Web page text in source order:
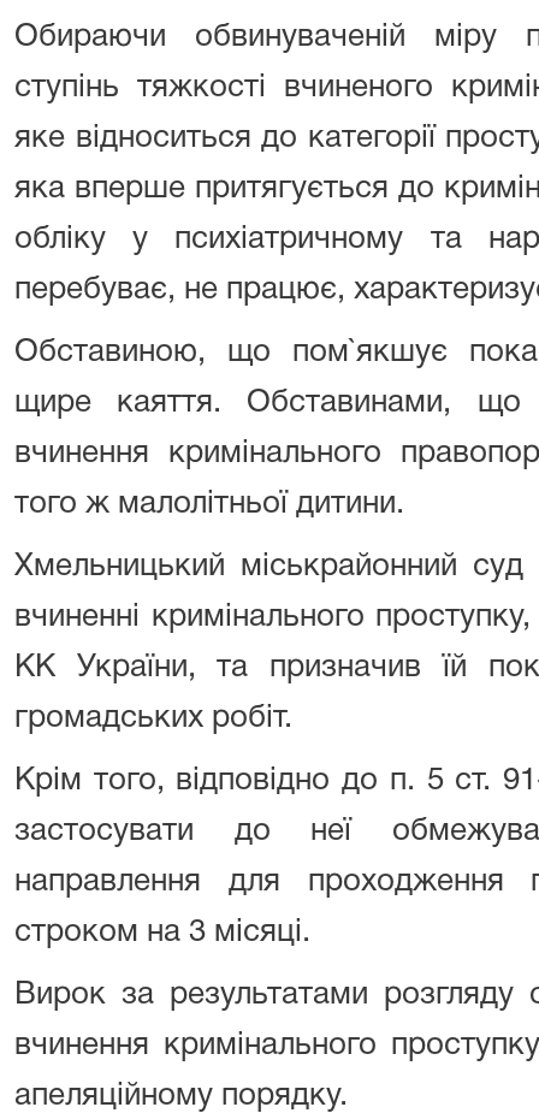
Обираючи обвинуваченій міру
ступінь тяжкості вчиненого
яке відноситься до категорії
яка вперше притягується до
обліку у психіатричному та
перебуває, не працює,
Обставиною, що пом`якшує
щире каяття. Обставинами, що
вчинення кримінального
того ж малолітньої дитини.
Хмельницький міськрайонний
вчиненні кримінального
КК України, та призначив їй
громадських робіт.
Крім того, відповідно до п. 5 ст.
застосувати до неї
направлення для проходження
строком на 3 місяці.
Вирок за результатами розгляду
вчинення кримінального
апеляційному порядку.